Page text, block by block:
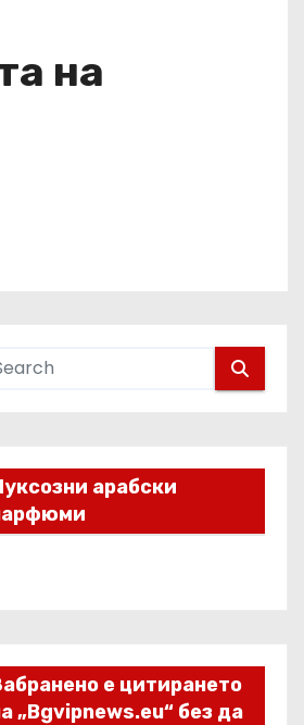
на
арабски
е цитирането
„Bgvipnews.eu“ без да